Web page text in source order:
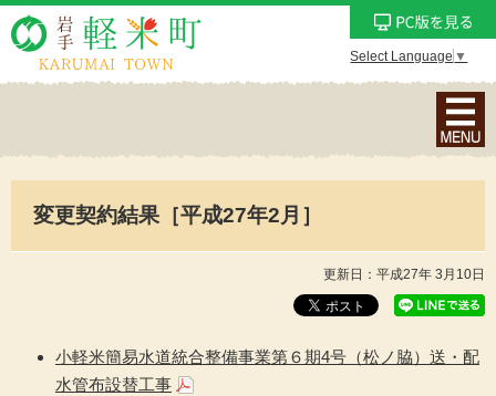
Select Language ▼
ナ
ビ
ン
メ
ュ
変更契約結果［平成27年2月］
更新日：平成27年 3月10日
小軽米簡易水道統合整備事業第６期4号（松ノ脇）送・配
水管布設替工事